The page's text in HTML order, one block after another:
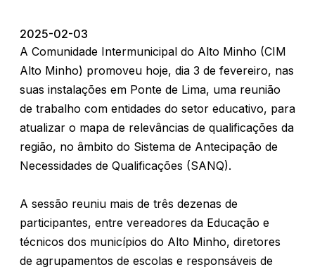
2025-02-03
A Comunidade Intermunicipal do Alto Minho (CIM
Alto Minho) promoveu hoje, dia 3 de fevereiro, nas
suas instalações em Ponte de Lima, uma reunião
de trabalho com entidades do setor educativo, para
atualizar o mapa de relevâncias de qualificações da
região, no âmbito do Sistema de Antecipação de
Necessidades de Qualificações (SANQ).
A sessão reuniu mais de três dezenas de
participantes, entre vereadores da Educação e
técnicos dos municípios do Alto Minho, diretores
de agrupamentos de escolas e responsáveis de